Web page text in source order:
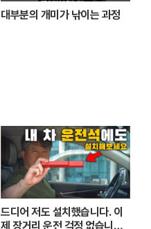
대부분의 개미가 낚이는 과정
드디어 저도 설치했습니다. 이
제 장거리 운전 걱정 없습니다.